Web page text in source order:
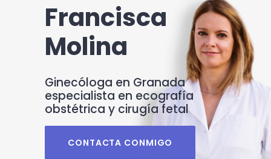
Francisca
Molina
Ginecóloga en Granada
especialista en ecografía
obstétrica y cirugía fetal
CONTACTA CONMIGO